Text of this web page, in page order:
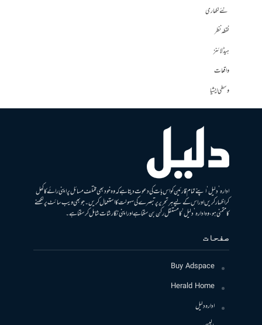
نئے لکھاری
نقطہ نظر
ہیڈلائنز
واقعات
وسطی ایشیا
ادارہ ’دلیل‘ اپنے تمام قارئین کو اس بات کی دعوت دیتا ہے کہ وہ خود بھی مختلف مسائل پر اپنی رائے کا کھل
کر اظہار کریں اور اس کے لیے ہر تحریر پر تبصرے کی سہولت کا استعمال کریں۔ جو بھی ویب سائٹ پر لکھنے
کا متمنی ہو، وہ ادارہ ’دلیل‘ کا مستقل رکن بن سکتا ہے اور اپنی نگارشات شامل کرسکتا ہے۔
صفحات
Buy Adspace
Herald Home
ادارہ دلیل